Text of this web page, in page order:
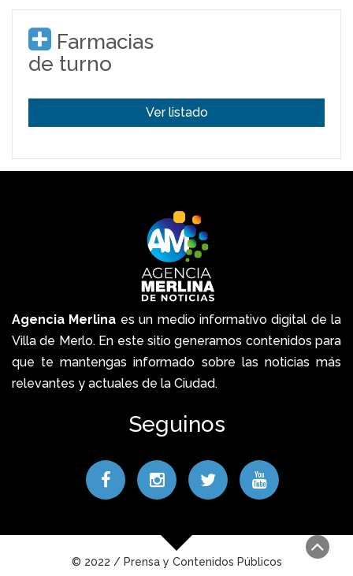
Farmacias
de turno
Ver listado
Agencia Merlina es un medio informativo digital de la
Villa de Merlo. En este sitio generamos contenidos para
que te mantengas informado sobre las noticias más
relevantes y actuales de la Ciudad.
Seguinos
© 2022 / Prensa y Contenidos Públicos